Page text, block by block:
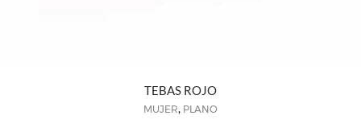
TEBAS ROJO
MUJER, PLANO